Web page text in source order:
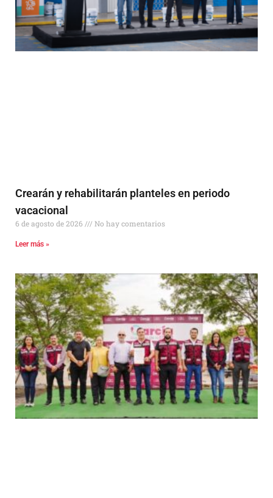
Crearán y rehabilitarán planteles en periodo
vacacional
6 de agosto de 2026 No hay comentarios
Leer más »